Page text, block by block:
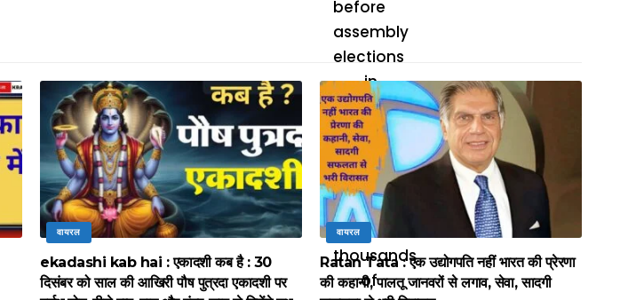
वायरल
ekadashi kab hai : एकादशी कब है : 30
दिसंबर को साल की आखिरी पौष पुत्रदा एकादशी पर
वायरल
Ratan Tata : एक उद्योगपति नहीं भारत की प्रेरणा
की कहानी, पालतू जानवरों से लगाव, सेवा, सादगी